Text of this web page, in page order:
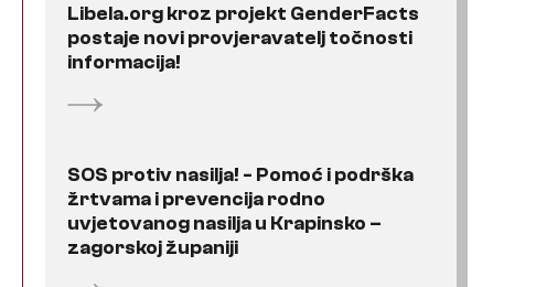
Libela.org kroz projekt GenderFacts
postaje novi provjeravatelj točnosti
informacija!
SOS protiv nasilja! - Pomoć i podrška
žrtvama i prevencija rodno
uvjetovanog nasilja u Krapinsko –
zagorskoj županiji